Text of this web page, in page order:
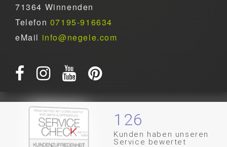
71364 Winnenden
Telefon 07195-916634
eMail info@negele.com
126
Kunden haben unseren
Service bewertet